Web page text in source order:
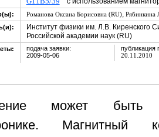
Романова Оксана Борисовна (RU), Рябинкина
Институт физики им. Л.В. Киренского
Российской академии наук (RU)
подача заявки:
2009-05-06
публикация
20.11.2010
может быть
Магнитный